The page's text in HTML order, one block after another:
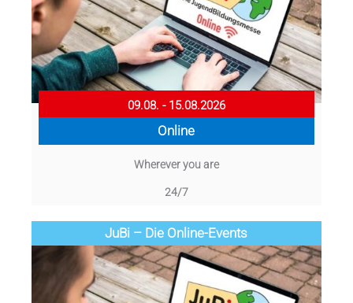
09.08. - 15.08.2026
Online
Wherever you are
24/7
JuBi – Die Online-Events